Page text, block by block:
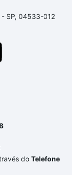
portal
e conte com
sonhos
você até as
- SP, 04533-012
do Telefone